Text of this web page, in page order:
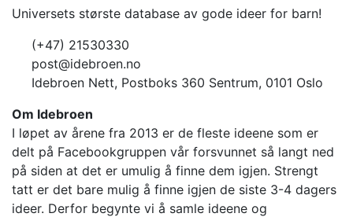
Universets største database av gode ideer for barn!
(+47) 21530330
post@idebroen.no
Idebroen Nett, Postboks 360 Sentrum, 0101 Oslo
Om Idebroen
I løpet av årene fra 2013 er de fleste ideene som er
delt på Facebookgruppen vår forsvunnet så langt ned
på siden at det er umulig å finne dem igjen. Strengt
tatt er det bare mulig å finne igjen de siste 3-4 dagers
ideer. Derfor begynte vi å samle ideene og